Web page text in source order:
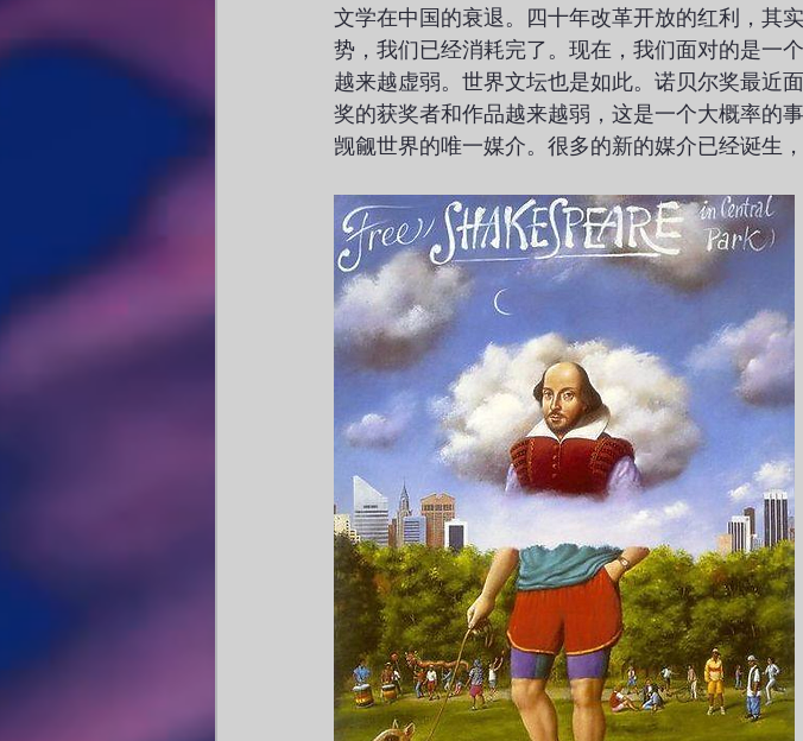
文学在中国的衰退。四十年改革开放的红利，其
势，我们已经消耗完了。现在，我们面对的是一
越来越虚弱。世界文坛也是如此。诺贝尔奖最近
奖的获奖者和作品越来越弱，这是一个大概率的
觊觎世界的唯一媒介。很多的新的媒介已经诞生